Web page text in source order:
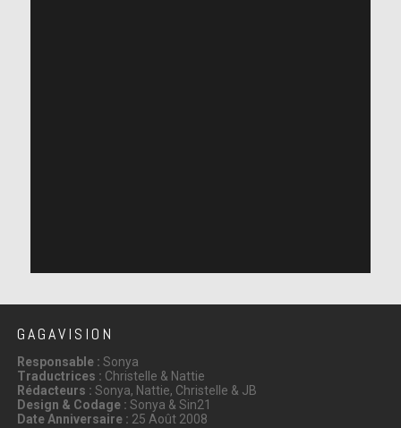
GAGAVISION
Responsable : Sonya
Traductrices : Christelle & Nattie
Rédacteurs : Sonya, Nattie, Christelle & JB
Design & Codage : Sonya & Sin21
Date Anniversaire : 25 Août 2008